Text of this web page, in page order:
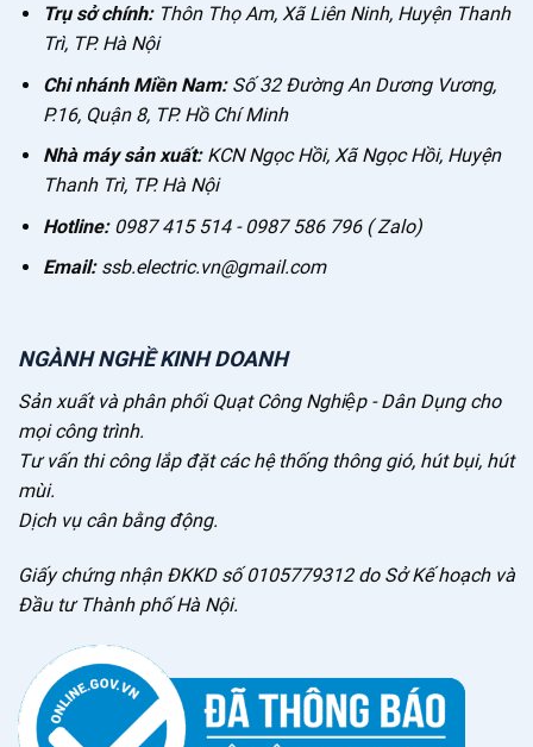
Trụ sở chính:Thôn Thọ Am, Xã Liên Ninh, Huyện Thanh
Trì, TP. Hà Nội
Chi nhánh Miền Nam:Số 32 Đường An Dương Vương,
P.16, Quận 8, TP. Hồ Chí Minh
Nhà máy sản xuất:KCN Ngọc Hồi, Xã Ngọc Hồi, Huyện
Thanh Trì, TP. Hà Nội
Hotline:0987 415 514 - 0987 586 796 ( Zalo)
Email:ssb.electric.vn@gmail.com
NGÀNH NGHỀ KINH DOANH
Sản xuất và phân phối Quạt Công Nghiệp - Dân Dụng cho
mọi công trình.
Tư vấn thi công lắp đặt các hệ thống thông gió, hút bụi, hút
mùi.
Dịch vụ cân bằng động.
Giấy chứng nhận ĐKKD số 0105779312 do Sở Kế hoạch và
Đầu tư Thành phố Hà Nội.